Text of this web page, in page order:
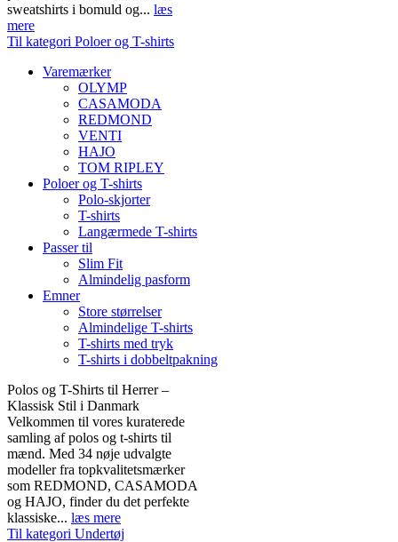
sweatshirts i bomuld og... læs
mere
Til kategori Poloer og T-shirts
Varemærker
OLYMP
CASAMODA
REDMOND
VENTI
HAJO
TOM RIPLEY
Poloer og T-shirts
Polo-skjorter
T-shirts
Langærmede T-shirts
Passer til
Slim Fit
Almindelig pasform
Emner
Store størrelser
Almindelige T-shirts
T-shirts med tryk
T-shirts i dobbeltpakning
Polos og T-Shirts til Herrer –
Klassisk Stil i Danmark
Velkommen til vores kuraterede
samling af polos og t-shirts til
mænd. Med 34 nøje udvalgte
modeller fra topkvalitetsmærker
som REDMOND, CASAMODA
og HAJO, finder du det perfekte
klassiske... læs mere
Til kategori Undertøj